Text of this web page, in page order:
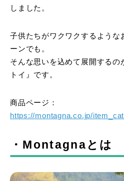
しました。
子供たちがワクワクするような
ーンでも。
そんな思いを込めて展開するの
トイ』です。
商品ページ：
https://montagna.co.jp/
・Montagnaとは